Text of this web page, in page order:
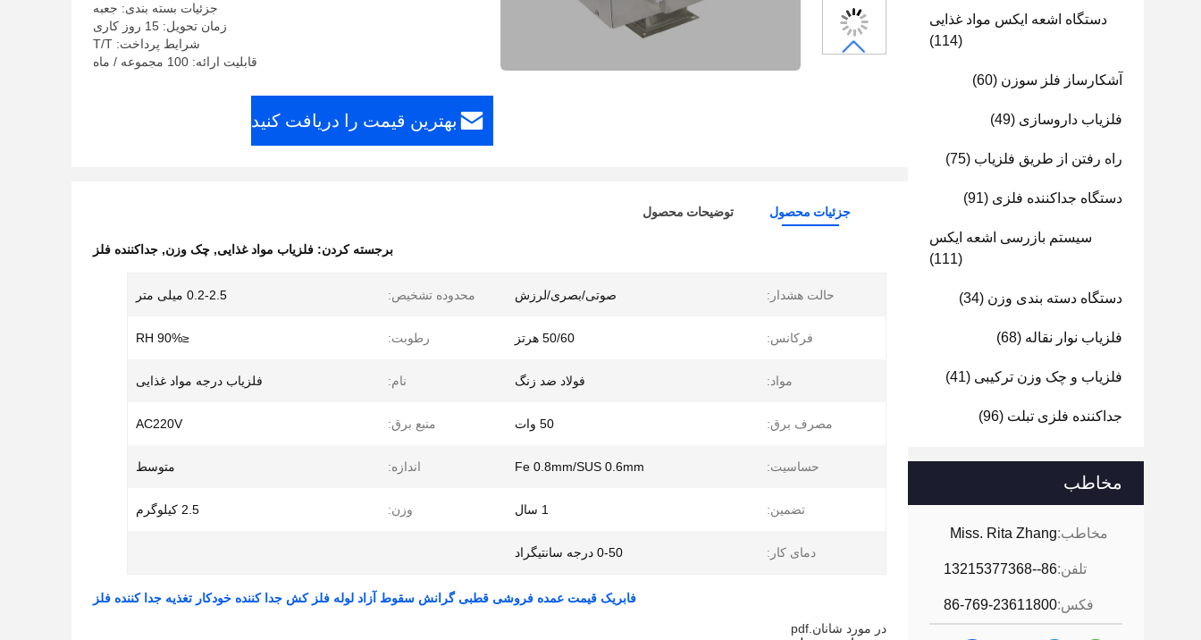
دستگاه اشعه ایکس مواد غذایی
(114)
آشکارساز فلز سوزن (60)
فلزیاب داروسازی (49)
راه رفتن از طریق فلزیاب (75)
دستگاه جداکننده فلزی (91)
سیستم بازرسی اشعه ایکس
(111)
دستگاه دسته بندی وزن (34)
فلزیاب نوار نقاله (68)
فلزیاب و چک وزن ترکیبی (41)
جداکننده فلزی تبلت (96)
مخاطب
مخاطب:Miss. Rita Zhang
تلفن:86--13215377368
فکس:86-769-23611800
جزئیات بسته بندی: جعبه
زمان تحویل: 15 روز کاری
شرایط پرداخت: T/T
قابلیت ارائه: 100 مجموعه / ماه
بهترین قیمت را دریافت کنید
جزئیات محصول توضیحات محصول
برجسته کردن: فلزیاب مواد غذایی, چک وزن, جداکننده فلز
حالت هشدار: صوتی/بصری/لرزش محدوده تشخیص: 0.2-2.5 میلی متر
فرکانس: 50/60 هرتز رطوبت: ≤90% RH
مواد: فولاد ضد زنگ نام: فلزیاب درجه مواد غذایی
مصرف برق: 50 وات منبع برق: AC220V
حساسیت: Fe 0.8mm/SUS 0.6mm اندازه: متوسط
تضمین: 1 سال وزن: 2.5 کیلوگرم
دمای کار: 0-50 درجه سانتیگراد
فابریک قیمت عمده فروشی قطبی گرانش سقوط آزاد لوله فلز کش جدا کننده خودکار تغذیه جدا کننده فلز
در مورد شانان.pdf